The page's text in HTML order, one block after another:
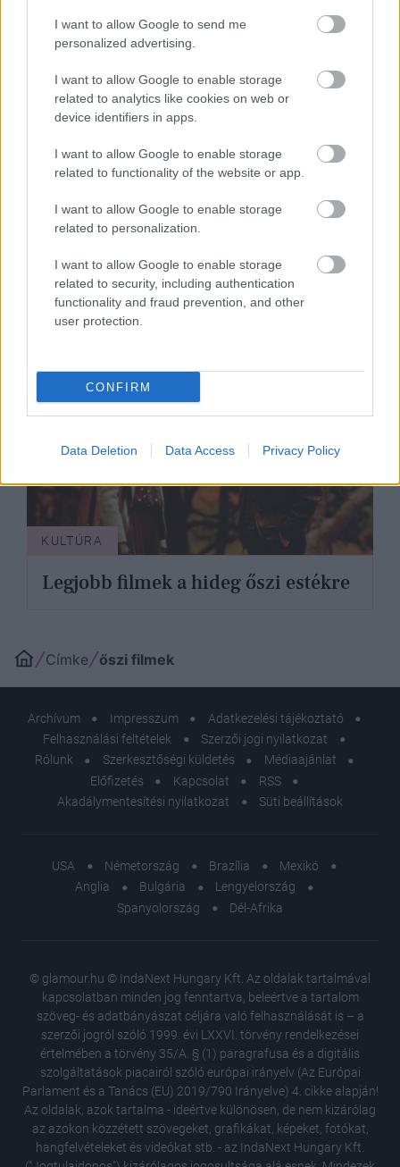
I want to allow Google to send me
personalized advertising.
I want to allow Google to enable storage
related to analytics like cookies on web or
device identifiers in apps.
I want to allow Google to enable storage
related to functionality of the website or app.
I want to allow Google to enable storage
related to personalization.
I want to allow Google to enable storage
related to security, including authentication
functionality and fraud prevention, and other
user protection.
CONFIRM
Data Deletion Data Access Privacy Policy
KULTÚRA
10 film, ami tökéletesen kikapcsol a
nap végén
KULTÚRA
Legjobb filmek a hideg őszi estékre
Címke őszi filmek
Archívum Impresszum
Adatkezelési tájékoztató
Felhasználási feltételek
Szerzői jogi nyilatkozat
Rólunk
Szerkesztőségi küldetés
Médiaajánlat
Előfizetés
Kapcsolat
RSS
Akadálymentesítési nyilatkozat
Süti beállítások
USA Németország Brazília
Mexikó
Anglia
Bulgária
Lengyelország
Spanyolország
Dél-Afrika
© glamour.hu © IndaNext Hungary Kft. Az oldalak tartalmával
kapcsolatban minden jog fenntartva, beleértve a tartalom
szöveg- és adatbányászat céljára való felhasználását is – a
szerzői jogról szóló 1999. évi LXXVI. törvény rendelkezései
értelmében a törvény 35/A. § (1) paragrafusa és a digitális
szolgáltatások piacairól szóló európai irányelv (Az Európai
Parlament és a Tanács (EU) 2019/790 Irányelve) 4. cikke alapján!
Az oldalak, azok tartalma - ideértve különösen, de nem kizárólag
az azokon közzétett szövegeket, grafikákat, képeket, fotókat,
hangfelvételeket és videókat stb. - az IndaNext Hungary Kft.